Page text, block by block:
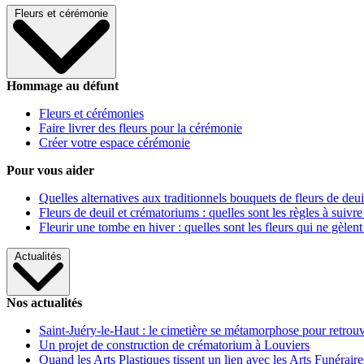
Fleurs et cérémonie
Hommage au défunt
Fleurs et cérémonies
Faire livrer des fleurs pour la cérémonie
Créer votre espace cérémonie
Pour vous aider
Quelles alternatives aux traditionnels bouquets de fleurs de
Fleurs de deuil et crématoriums : quelles sont les règles à
Fleurir une tombe en hiver : quelles sont les fleurs qui ne gèlent
Actualités
Nos actualités
Saint-Juéry-le-Haut : le cimetière se métamorphose pour
Un projet de construction de crématorium à Louviers
Quand les Arts Plastiques tissent un lien avec les Arts